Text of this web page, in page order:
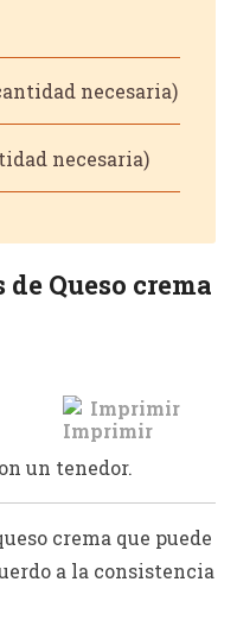
necesaria)
necesaria)
Queso crema
Imprimir
un tenedor.
crema que puede
a la consistencia